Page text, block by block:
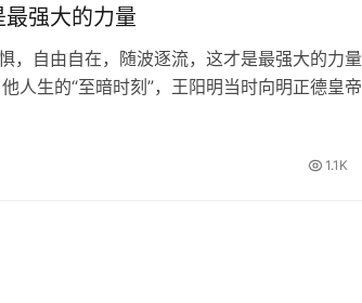
强大的力量
，自由自在，随波逐流，这才是最强大的力
人生的“至暗时刻”，王阳明当时向明正德皇
1.1K